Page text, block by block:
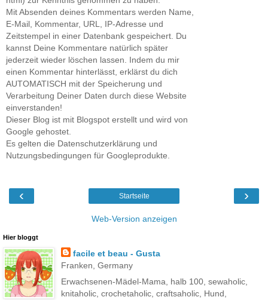
Mit Absenden deines Kommentars werden Name,
E-Mail, Kommentar, URL, IP-Adresse und
Zeitstempel in einer Datenbank gespeichert. Du
kannst Deine Kommentare natürlich später
jederzeit wieder löschen lassen. Indem du mir
einen Kommentar hinterlässt, erklärst du dich
AUTOMATISCH mit der Speicherung und
Verarbeitung Deiner Daten durch diese Website
einverstanden!
Dieser Blog ist mit Blogspot erstellt und wird von
Google gehostet.
Es gelten die Datenschutzerklärung und
Nutzungsbedingungen für Googleprodukte.
‹ ›
Startseite
Web-Version anzeigen
Hier bloggt
facile et beau - Gusta
Franken, Germany
Erwachsenen-Mädel-Mama, halb 100, sewaholic,
knitaholic, crochetaholic, craftsaholic, Hund,